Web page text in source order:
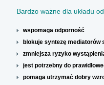
Bardzo ważne dla układu
wspomaga odporność
blokuje syntezę mediatorów
zmniejsza ryzyko
jest potrzebny do
pomaga utrzymać dobry